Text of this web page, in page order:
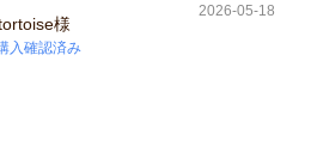
様
入確認済み
2026-05-18